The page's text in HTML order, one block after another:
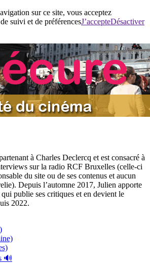
sur ce site, vous acceptez
suivi et de préférencesJ’accepteDésactiver
à Charles Declercq et est consacré à
sur la radio RCF Bruxelles (celle-ci
du site ou de ses contenus et aucun
Depuis l’automne 2017, Julien apporte
publie ses critiques et en devient le
2022.
🔊